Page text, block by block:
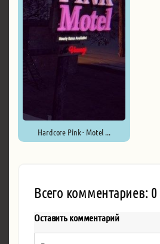
Hardcore Pink - Motel ...
Всего комментариев: 0
Оставить комментарий